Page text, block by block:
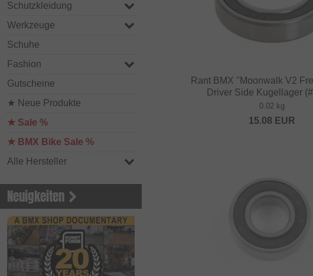
Schutzkleidung
Werkzeuge
Schuhe
Fashion
Gutscheine
★ Neue Produkte
★ Sale %
★ BMX Bike Sale %
Alle Hersteller
Neuigkeiten
Rant BMX "Moonwalk V2
Driver Side Kugellager
0.02 kg
15.08 EUR